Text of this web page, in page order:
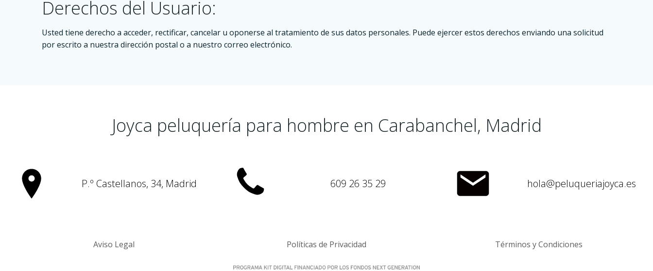
Derechos del Usuario:
Usted tiene derecho a acceder, rectificar, cancelar u oponerse al tratamiento de sus datos personales. Puede ejercer estos derechos enviando una solicitud
por escrito a nuestra dirección postal o a nuestro correo electrónico.
Joyca peluquería para hombre en Carabanchel, Madrid
P.º Castellanos, 34, Madrid 609 26 35 29 hola@peluqueriajoyca.es
Aviso Legal Políticas de Privacidad Términos y Condiciones